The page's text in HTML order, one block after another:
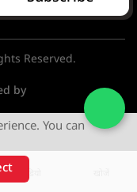
Reserved.
by
You can